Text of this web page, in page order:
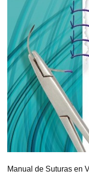
Manual de Suturas en